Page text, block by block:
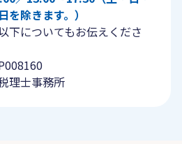
除きます。）
下についてもお伝えくださ
理士事務所